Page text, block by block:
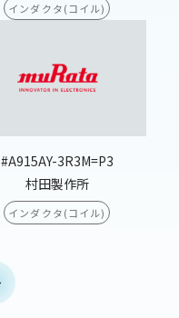
インダクタ(コイル)
#A915AY-3R3M=P3
村田製作所
インダクタ(コイル)